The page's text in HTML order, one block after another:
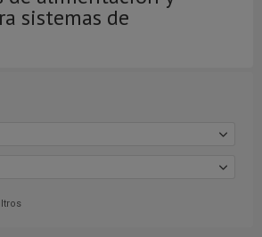
sistemas de